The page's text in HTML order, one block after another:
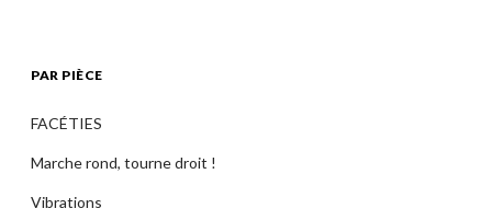
PAR PIÈCE
FACÉTIES
Marche rond, tourne droit !
Vibrations